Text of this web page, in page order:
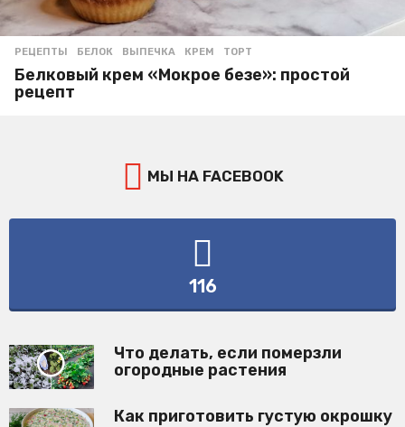
РЕЦЕПТЫ БЕЛОК ,ВЫПЕЧКА ,КРЕМ ,ТОРТ
Белковый крем «Мокрое безе»: простой
рецепт
МЫ НА FACEBOOK
116
Что делать, если померзли
огородные растения
Как приготовить густую окрошку